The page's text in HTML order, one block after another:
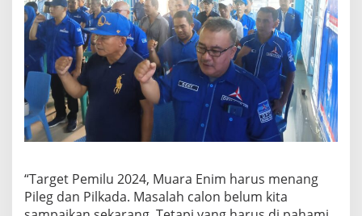
“Target Pemilu 2024, Muara Enim harus menang
Pileg dan Pilkada. Masalah calon belum kita